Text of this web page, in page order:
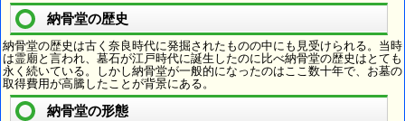
納骨堂の歴史
納骨堂の歴史は古く奈良時代に発掘されたものの中にも見受けられる。当時
は霊廟と言われ、墓石が江戸時代に誕生したのに比べ納骨堂の歴史はとても
永く続いている。しかし納骨堂が一般的になったのはここ数十年で、お墓の
取得費用が高騰したことが背景にある。
納骨堂の形態